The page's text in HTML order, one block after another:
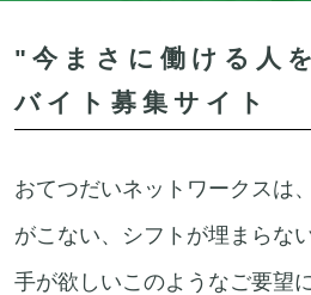
"今まさに働ける人
バイト募集サイト
おてつだいネットワークスは
がこない、シフトが埋まらな
手が欲しいこのようなご要望